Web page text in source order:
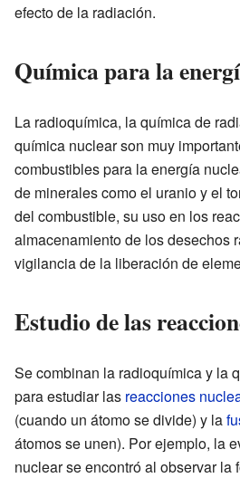
efecto de la radiación.
Química para la
La radioquímica, la química de
química nuclear son muy
combustibles para la energía
de minerales como el uranio y el
del combustible, su uso en los
almacenamiento de los desechos
vigilancia de la liberación de
Estudio de las
Se combinan la radioquímica y la
para estudiar las reacciones
(cuando un átomo se divide) y la
átomos se unen). Por ejemplo, la
nuclear se encontró al observar la